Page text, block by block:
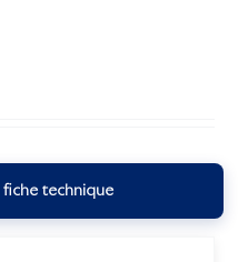
fiche technique